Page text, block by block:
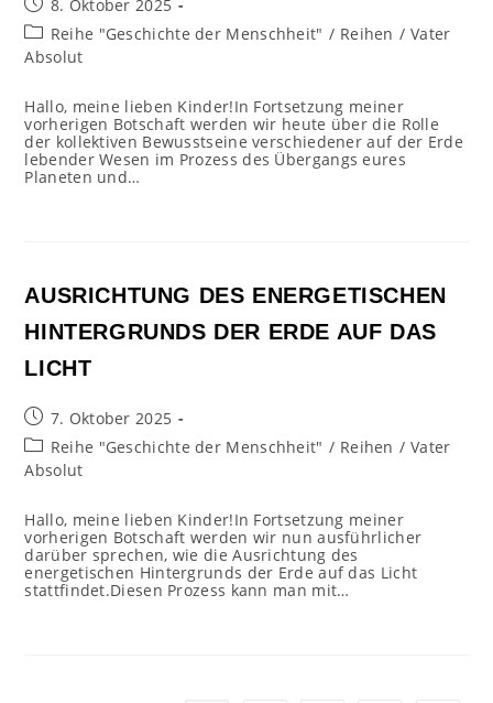
veröffentlicht:
8. Oktober 2025
Beitrags-
Kategorie:
Reihe "Geschichte der Menschheit" / Reihen / Vater
Absolut
Hallo, meine lieben Kinder!In Fortsetzung meiner
vorherigen Botschaft werden wir heute über die Rolle
der kollektiven Bewusstseine verschiedener auf der Erde
lebender Wesen im Prozess des Übergangs eures
Planeten und…
AUSRICHTUNG DES ENERGETISCHEN
HINTERGRUNDS DER ERDE AUF DAS
LICHT
Beitrag
veröffentlicht:
7. Oktober 2025
Beitrags-
Kategorie:
Reihe "Geschichte der Menschheit" / Reihen / Vater
Absolut
Hallo, meine lieben Kinder!In Fortsetzung meiner
vorherigen Botschaft werden wir nun ausführlicher
darüber sprechen, wie die Ausrichtung des
energetischen Hintergrunds der Erde auf das Licht
stattfindet.Diesen Prozess kann man mit…